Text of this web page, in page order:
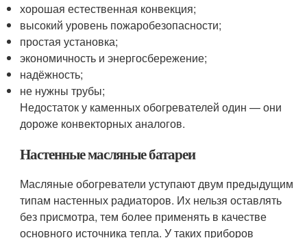
хорошая естественная конвекция;
высокий уровень пожаробезопасности;
простая установка;
экономичность и энергосбережение;
надёжность;
не нужны трубы;
Недостаток у каменных обогревателей один — они
дороже конвекторных аналогов.
Настенные масляные батареи
Масляные обогреватели уступают двум предыдущим
типам настенных радиаторов. Их нельзя оставлять
без присмотра, тем более применять в качестве
основного источника тепла. У таких приборов